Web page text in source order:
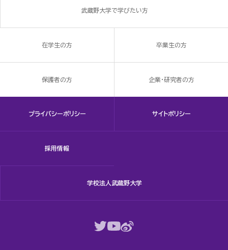
武蔵野大学で学びたい方
在学生の方 卒業生の方
保護者の方 企業・研究者の方
プライバシーポリシー サイトポリシー
採用情報
学校法人武蔵野大学